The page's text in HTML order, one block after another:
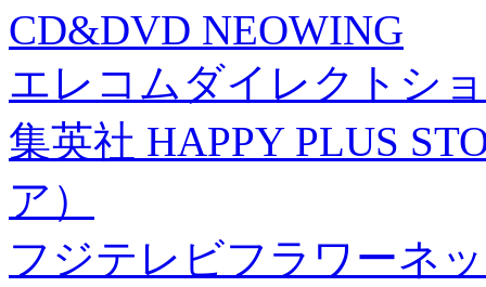
CD&DVD NEOWING
エレコムダイレクトシ
集英社 HAPPY PLUS
ア）
フジテレビフラワーネ